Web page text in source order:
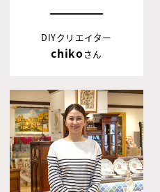
DIYクリエイター
chikoさん